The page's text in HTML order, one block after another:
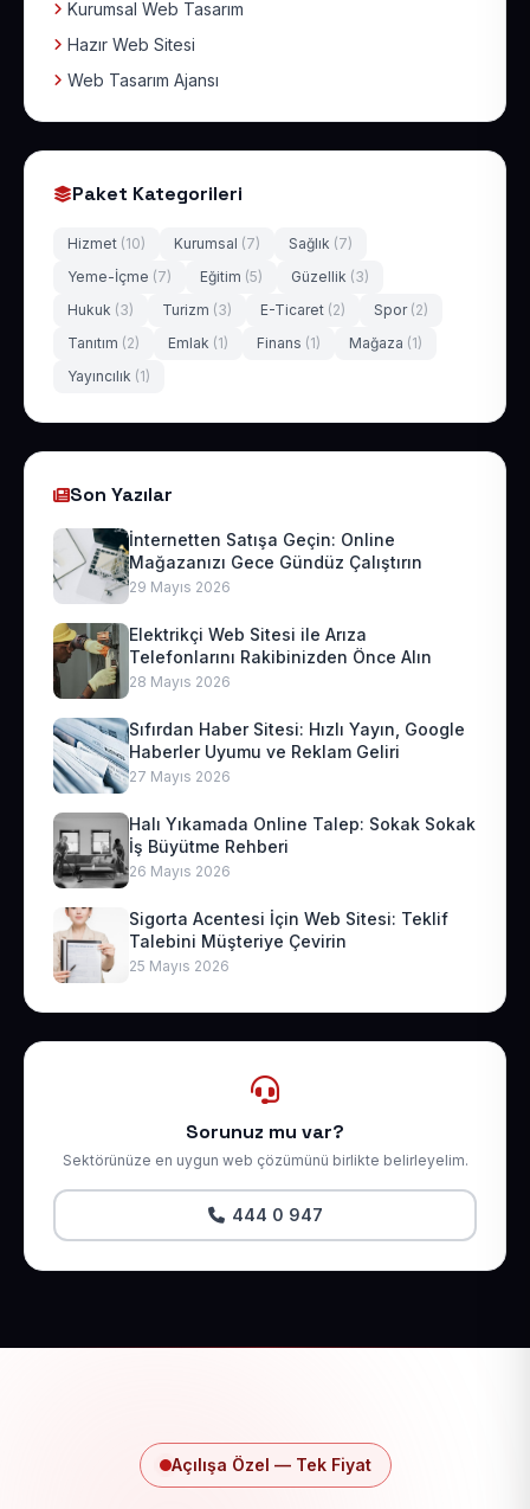
Kurumsal Web Tasarım
Hazır Web Sitesi
Web Tasarım Ajansı
Paket Kategorileri
Hizmet (10) Kurumsal (7) Sağlık (7)
Yeme-İçme (7) Eğitim (5) Güzellik (3)
Hukuk (3) Turizm (3) E-Ticaret (2) Spor (2)
Tanıtım (2) Emlak (1) Finans (1) Mağaza (1)
Yayıncılık (1)
Son Yazılar
İnternetten Satışa Geçin: Online
Mağazanızı Gece Gündüz Çalıştırın
29 Mayıs 2026
Elektrikçi Web Sitesi ile Arıza
Telefonlarını Rakibinizden Önce Alın
28 Mayıs 2026
Sıfırdan Haber Sitesi: Hızlı Yayın, Google
Haberler Uyumu ve Reklam Geliri
27 Mayıs 2026
Halı Yıkamada Online Talep: Sokak Sokak
İş Büyütme Rehberi
26 Mayıs 2026
Sigorta Acentesi İçin Web Sitesi: Teklif
Talebini Müşteriye Çevirin
25 Mayıs 2026
Sorunuz mu var?
Sektörünüze en uygun web çözümünü birlikte belirleyelim.
444 0 947
Açılışa Özel — Tek Fiyat